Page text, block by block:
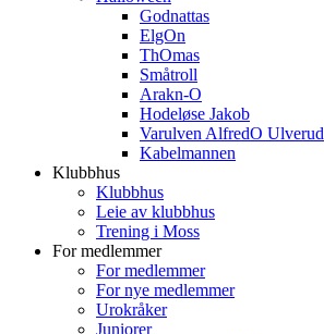
Godnattas
ElgOn
ThOmas
Småtroll
Arakn-O
Hodeløse Jakob
Varulven AlfredO Ulverud
Kabelmannen
Klubbhus
Klubbhus
Leie av klubbhus
Trening i Moss
For medlemmer
For medlemmer
For nye medlemmer
Urokråker
Juniorer